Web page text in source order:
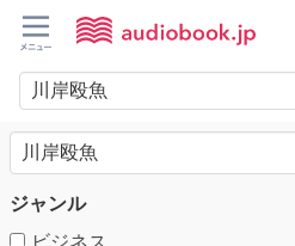
ジャンル
ビジネス